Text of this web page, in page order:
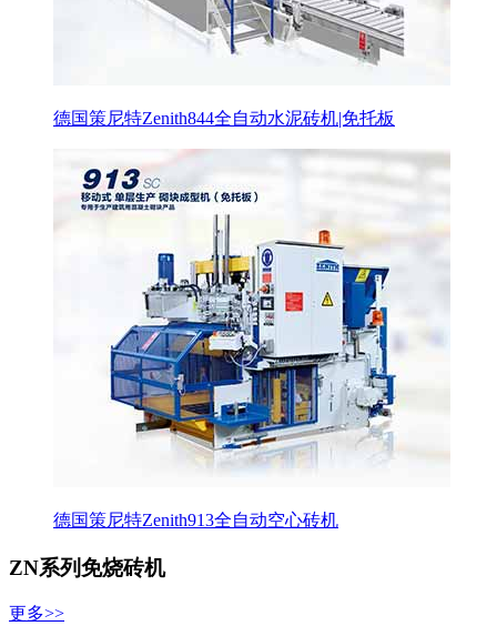
德国策尼特Zenith844全自动水泥砖机|免托板
德国策尼特Zenith913全自动空心砖机
ZN系列免烧砖机
更多>>